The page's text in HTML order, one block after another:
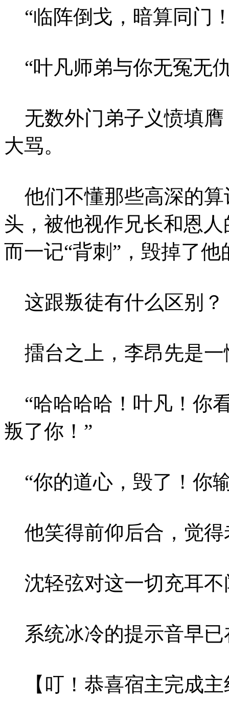
“临阵倒戈，暗算同门
“叶凡师弟与你无冤无
无数外门弟子义愤填膺
大骂。
他们不懂那些高深的算
头，被他视作兄长和恩
而一记“背刺”，毁掉了他
这跟叛徒有什么区别？
擂台之上，李昂先是一
“哈哈哈哈！叶凡！你
叛了你！”
“你的道心，毁了！你
他笑得前仰后合，觉得
沈轻弦对这一切充耳不
系统冰冷的提示音早已
【叮！恭喜宿主完成主